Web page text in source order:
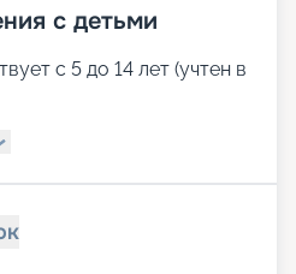
с детьми
с 5 до 14 лет (учтен в